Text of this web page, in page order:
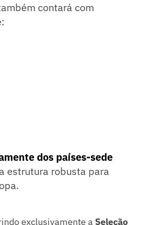
contará com
dos países-sede
estrutura robusta para
exclusivamente a Seleção